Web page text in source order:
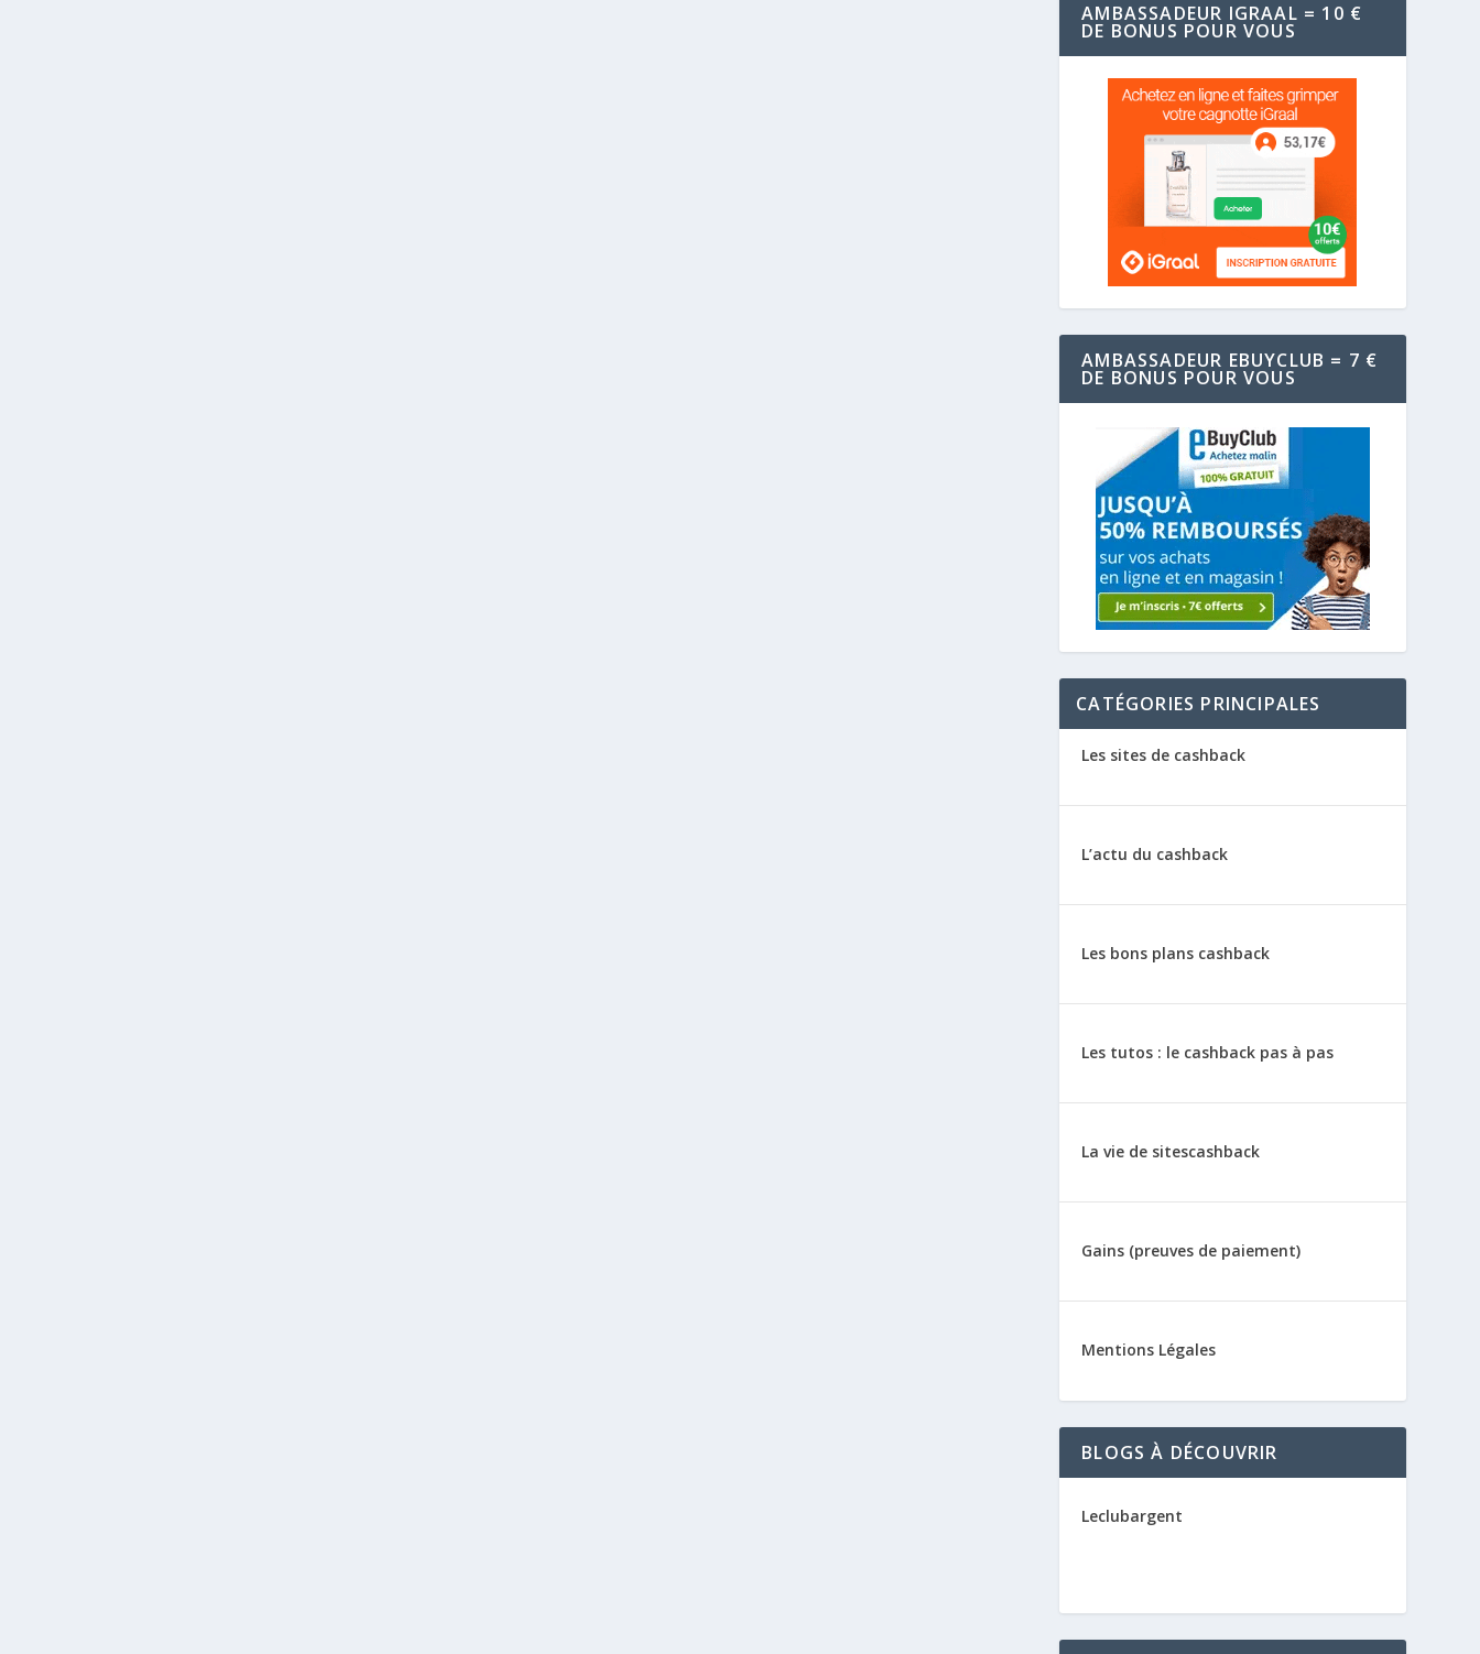
AMBASSADEUR IGRAAL = 10 €
DE BONUS POUR VOUS
AMBASSADEUR EBUYCLUB = 7 €
DE BONUS POUR VOUS
CATÉGORIES PRINCIPALES
Les sites de cashback
L’actu du cashback
Les bons plans cashback
Les tutos : le cashback pas à pas
La vie de sitescashback
Gains (preuves de paiement)
Mentions Légales
BLOGS À DÉCOUVRIR
Leclubargent